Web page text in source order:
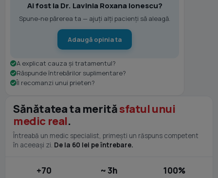
Ai fost la Dr. Lavinia Roxana Ionescu?
Spune-ne părerea ta — ajuți alți pacienți să aleagă.
Adaugă opinia ta
A explicat cauza și tratamentul?
Răspunde întrebărilor suplimentare?
Îl recomanzi unui prieten?
Sănătatea ta merităsfatul unui
medic real.
Întreabă un medic specialist, primești un răspuns competent
în aceeași zi. De la 60 lei pe întrebare.
+70 ~ 3h 100%